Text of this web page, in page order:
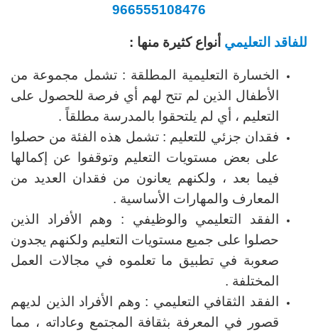
966555108476
للفاقد التعليمي أنواع كثيرة منها :
الخسارة التعليمية المطلقة : تشمل مجموعة من
الأطفال الذين لم تتح لهم أي فرصة للحصول على
التعليم ، أي لم يلتحقوا بالمدرسة مطلقاً .
فقدان جزئي للتعليم : تشمل هذه الفئة من حصلوا
على بعض مستويات التعليم وتوقفوا عن إكمالها
فيما بعد ، ولكنهم يعانون من فقدان العديد من
المعارف والمهارات الأساسية .
الفقد التعليمي والوظيفي : وهم الأفراد الذين
حصلوا على جميع مستويات التعليم ولكنهم يجدون
صعوبة في تطبيق ما تعلموه في مجالات العمل
المختلفة .
الفقد الثقافي التعليمي : وهم الأفراد الذين لديهم
قصور في المعرفة بثقافة المجتمع وعاداته ، مما